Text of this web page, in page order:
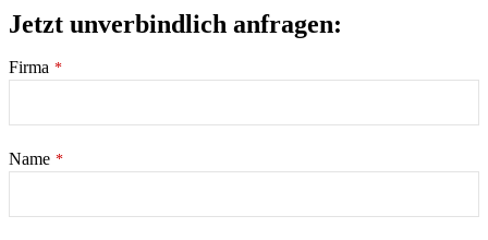
Jetzt unverbindlich anfragen:
Firma *
Name *